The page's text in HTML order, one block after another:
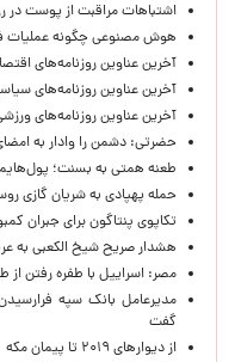
اشتباهات مراقبت از پوست در
هوش مصنوعی چگونه عملیات
آخرین عناوین روزنامه‌های
آخرین عناوین روزنامه‌های
آخرین عناوین روزنامه‌های
حضرتی: دشمن را وادار به
طعنه همتی به بسنت؛
حمله پهپادی به شریان گازی
تکاپوی پنتاگون برای جبران
هشدار صریح شیخ الکعبی به
مصر: اسراییل با طفره رفتن از
مدیرعامل بانک سپه
گفت
از دیوارهای ۲۰۱۹ تا پیمان مکه